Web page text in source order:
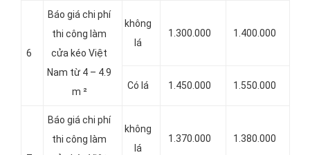
6
Báo giá chi phí
thi công làm
cửa kéo Việt
Nam từ 4 – 4.9
m ²
không
lá
1.300.000 1.400.000
Có lá 1.450.000 1.550.000
Báo giá chi phí
thi công làm
không
lá
1.370.000 1.380.000